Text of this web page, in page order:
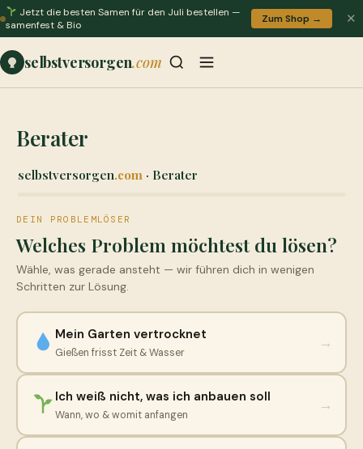
Jetzt die besten Samen für den Juli bestellen —
samenfest & Bio
Zum Shop → ✕
selbstversorgen.com
Berater
selbstversorgen.com · Berater
DEIN PROBLEMLÖSER
Welches Problem möchtest du lösen?
Wähle, was gerade ansteht — wir führen dich in wenigen
Schritten zur Lösung.
Mein Garten vertrocknet
Gießen frisst Zeit & Wasser
→
Ich weiß nicht, was ich anbauen soll
Wann, wo & womit anfangen
→